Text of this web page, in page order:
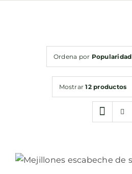
Ordena por Popularidad
Mostrar12 productos
/